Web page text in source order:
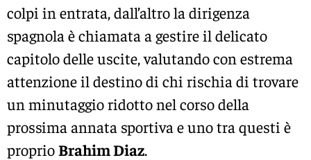
colpi in entrata, dall’altro la dirigenza
spagnola è chiamata a gestire il delicato
capitolo delle uscite, valutando con estrema
attenzione il destino di chi rischia di trovare
un minutaggio ridotto nel corso della
prossima annata sportiva e uno tra questi è
proprioBrahim Diaz.